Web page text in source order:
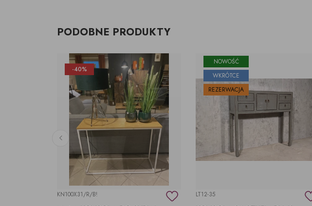
PODOBNE PRODUKTY
-40%
KN100X31/R/B!
NOWOŚĆ
WKRÓTCE
REZERWACJA
LT12-35